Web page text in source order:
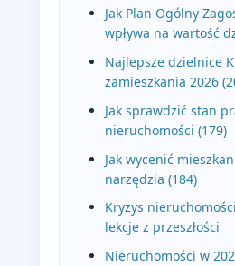
Jak Plan Ogólny
wpływa na wartość
Najlepsze dzielnice
zamieszkania 2026
Jak sprawdzić stan
nieruchomości (179)
Jak wycenić
narzędzia (184)
Kryzys
lekcje z przeszłości
Nieruchomości w